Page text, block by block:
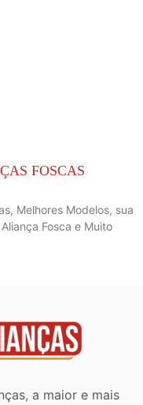
FOSCAS
Melhores Modelos, sua
Fosca e Muito
a maior e mais